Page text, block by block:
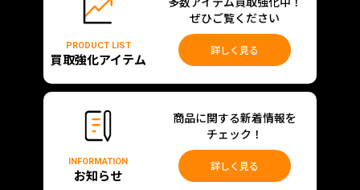
PRODUCT LIST
買取強化アイテム
ぜひご覧ください
詳しく見る
INFORMATION
お知らせ
商品に関する新着情報を
チェック！
詳しく見る